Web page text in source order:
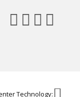
Technology: